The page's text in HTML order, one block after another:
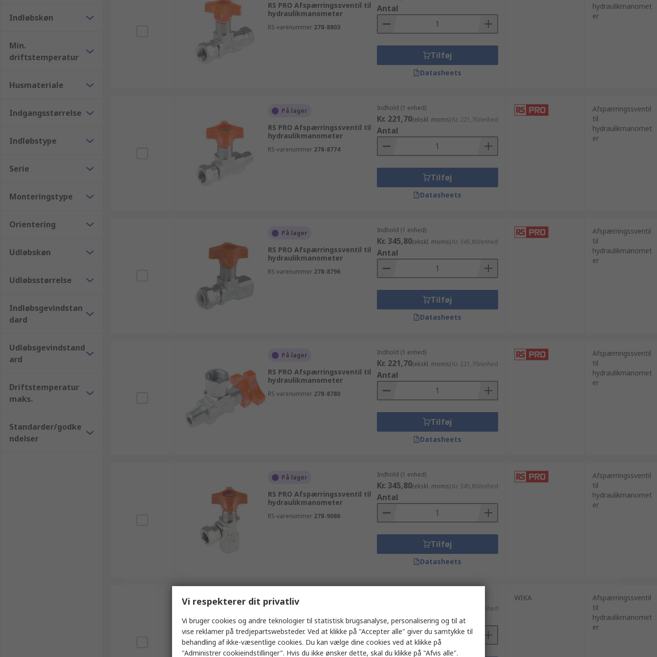
Indløbskøn
Min.
driftstemperatur
Husmateriale
Indgangsstørrelse
Indløbstype
Serie
Monteringstype
Orientering
Udløbskøn
Udløbsstørrelse
Indløbsgevindstan
dard
Udløbsgevindstand
ard
Driftstemperatur
maks.
Standarder/godke
ndelser
RS PRO Afspærringssventil til
hydraulikmanometer
RS-varenummer 278-8803
Antal
Tilføj
Datasheets
hydraulikmanomet
er
På lager
RS PRO Afspærringssventil til
hydraulikmanometer
RS-varenummer 278-8774
Indhold (1 enhed)
Kr. 221,70(ekskl. moms) Kr. 221,70/enhed
Antal
Tilføj
Datasheets
Afspærringssventil
til
hydraulikmanomet
er
På lager
RS PRO Afspærringssventil til
hydraulikmanometer
RS-varenummer 278-8796
Indhold (1 enhed)
Kr. 345,80(ekskl. moms) Kr. 345,80/enhed
Antal
Tilføj
Datasheets
Afspærringssventil
til
hydraulikmanomet
er
På lager
RS PRO Afspærringssventil til
hydraulikmanometer
RS-varenummer 278-8780
Indhold (1 enhed)
Kr. 221,70(ekskl. moms) Kr. 221,70/enhed
Antal
Tilføj
Datasheets
Afspærringssventil
til
hydraulikmanomet
er
På lager
RS PRO Afspærringssventil til
hydraulikmanometer
RS-varenummer 278-9086
Indhold (1 enhed)
Kr. 345,80(ekskl. moms) Kr. 345,80/enhed
Antal
Tilføj
Datasheets
Afspærringssventil
til
hydraulikmanomet
er
På lager
WIKA Afspærringssventil til
hydraulikmanometer G
RS-varenummer
222-7927
Producentens varenummer
Kr. 274,52/enhed
Antal
WIKA
Afspærringssventil
til
hydraulikmanomet
er
Vi respekterer dit privatliv
Vi bruger cookies og andre teknologier til statistisk brugsanalyse, personalisering og til at
vise reklamer på tredjepartswebsteder. Ved at klikke på "Accepter alle" giver du samtykke til
behandling af ikke-væsentlige cookies. Du kan vælge dine cookies ved at klikke på
"Administrer cookieindstillinger". Hvis du ikke ønsker dette, skal du klikke på "Afvis alle".